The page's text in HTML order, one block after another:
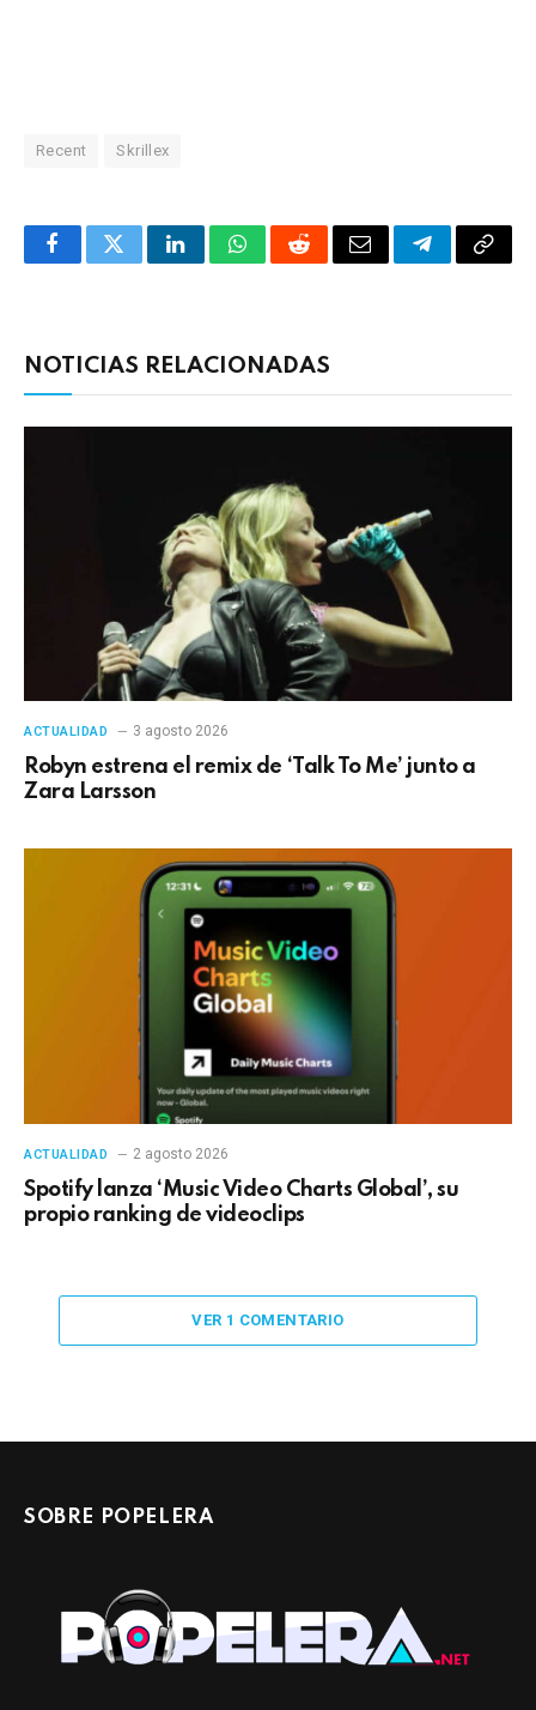
Recent Skrillex
FacebookTwitterLinkedInWhatsAppRedditCorreoTelegrama
NOTICIAS RELACIONADAS
ACTUALIDAD 3 agosto 2026
Robyn estrena el remix de ‘Talk To Me’ junto a
Zara Larsson
ACTUALIDAD 2 agosto 2026
Spotify lanza ‘Music Video Charts Global’, su
propio ranking de videoclips
VER 1 COMENTARIO
SOBRE POPELERA